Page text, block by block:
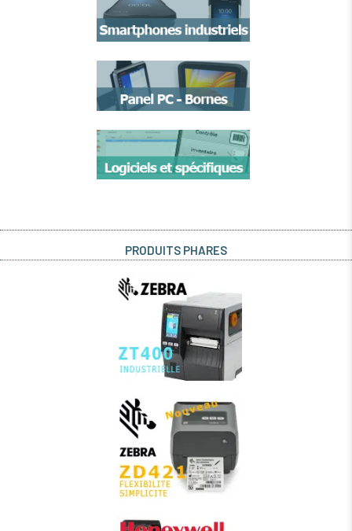
PRODUITS PHARES